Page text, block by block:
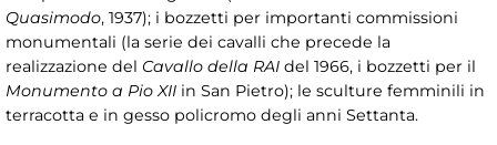
Quasimodo, 1937); i bozzetti per importanti commissioni
monumentali (la serie dei cavalli che precede la
realizzazione del Cavallo della RAI del 1966, i bozzetti per il
Monumento a Pio XII in San Pietro); le sculture femminili in
terracotta e in gesso policromo degli anni Settanta.